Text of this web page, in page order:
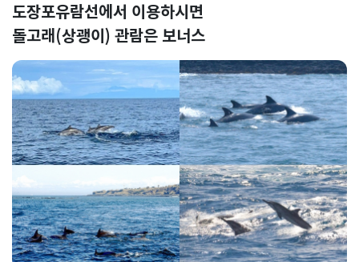
도장포유람선에서 이용하시면
돌고래(상괭이) 관람은 보너스